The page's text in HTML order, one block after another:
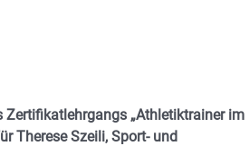
Zertifikatlehrgangs „Athletiktrainer im
Therese Szeili, Sport- und